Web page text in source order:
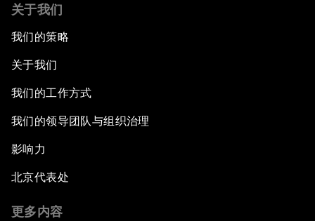
关于我们
我们的策略
关于我们
我们的工作方式
我们的领导团队与组织治理
影响力
北京代表处
更多内容